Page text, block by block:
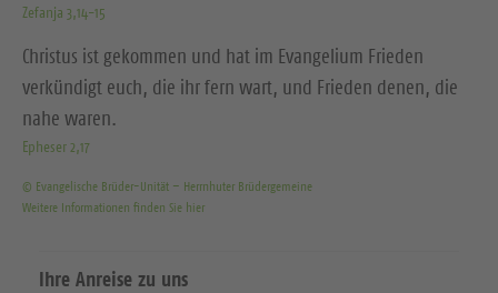
Zefanja 3,14-15
Christus ist gekommen und hat im Evangelium Frieden
verkündigt euch, die ihr fern wart, und Frieden denen, die
nahe waren.
Epheser 2,17
© Evangelische Brüder-Unität – Herrnhuter Brüdergemeine
Weitere Informationen finden Sie hier
Ihre Anreise zu uns